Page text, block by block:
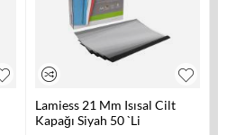
Lamiess 21 Mm Isısal Cilt
Kapağı Siyah 50 `Li